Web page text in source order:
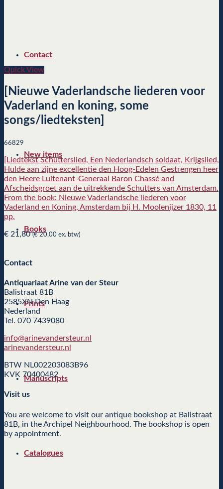
Contact
New items
Books
Prints
Manuscripts
Catalogues
Quick View
[Nieuwe Vaderlandsche liederen voor
Vaderland en koning, some
songs/liedteksten]
66829
[Liedtekst Schutterslied, Een Nederlandsch soldaat, Krijgslied,
Hulde aan zijne excellentie den Hoog-Edelen Gestrengen heer
den Heere Luitenant-Generaal Baron Chassé and
Afscheidsgroet aan de uitrekkende Schutters van Amsterdam.
From the book: Nieuwe Vaderlandsche liederen voor
Vaderland en Koning, Amsterdam bij H. Moolenijzer 1830, 11
pp.
€ 21,80 (€20,00 ex. btw)
Contact
Antiquariaat Arine van der Steur
Balistraat 81B
2585XN Den Haag
Nederland
Tel. 070 7439080
info@arinevandersteur.nl
arinevandersteur.nl
BTW NL002203083B96
KVK 70400482
Visit us
You are welcome to visit our antique bookshop at Balistraat
81B, in the Archipel Neighbourhood. The bookshop is open
by appointment.